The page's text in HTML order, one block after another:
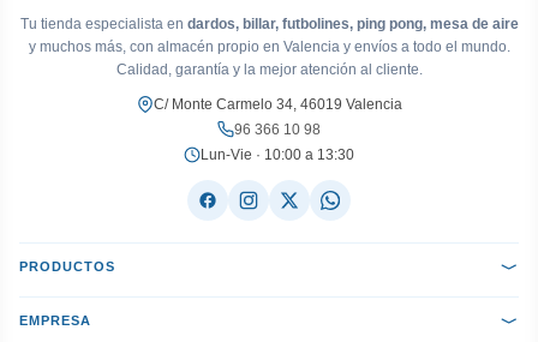
Tu tienda especialista en dardos, billar, futbolines, ping pong, mesa de aire
y muchos más, con almacén propio en Valencia y envíos a todo el mundo.
Calidad, garantía y la mejor atención al cliente.
C/ Monte Carmelo 34, 46019 Valencia
96 366 10 98
Lun-Vie · 10:00 a 13:30
PRODUCTOS
EMPRESA